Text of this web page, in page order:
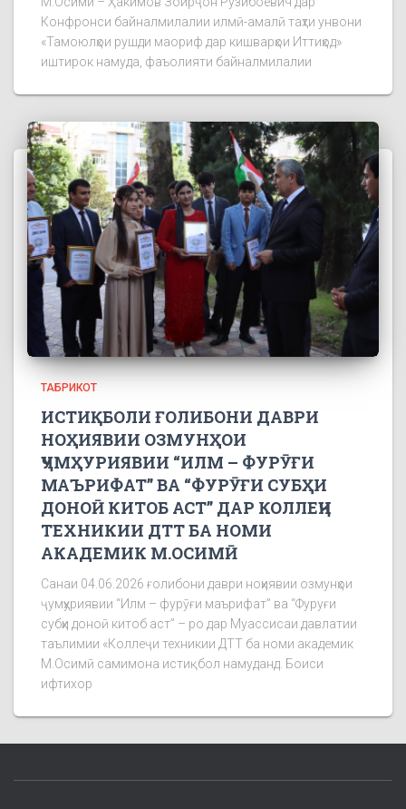
Конфронси байналмилалии илмӣ-амалӣ таҳти унвони
«Тамоюлҳои рушди маориф дар кишварҳои Иттиҳод»
иштирок намуда, фаъолияти байналмилалии
ТАБРИКОТ
ИСТИҚБОЛИ ҒОЛИБОНИ ДАВРИ
НОҲИЯВИИ ОЗМУНҲОИ
ҶУМҲУРИЯВИИ “ИЛМ – ФУРӮҒИ
МАЪРИФАТ” ВА “ФУРӮҒИ СУБҲИ
ДОНОӢ КИТОБ АСТ” ДАР КОЛЛЕҶИ
ТЕХНИКИИ ДТТ БА НОМИ
АКАДЕМИК М.ОСИМӢ
Санаи 04.06.2026 ғолибони даври ноҳиявии озмунҳои
ҷумҳуриявии “Илм – фурӯғи маърифат” ва “Фуруғи
субҳи доноӣ китоб аст” – ро дар Муассисаи давлатии
таълимии «Коллеҷи техникии ДТТ ба номи академик
М.Осимӣ самимона истиқбол намуданд. Боиси
ифтихор